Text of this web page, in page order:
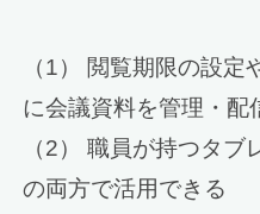
（1） 閲覧期限の設
に会議資料を管理・配
（2） 職員が持つタ
の両方で活用できる